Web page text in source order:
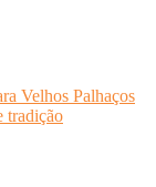
Velhos Palhaços
tradição